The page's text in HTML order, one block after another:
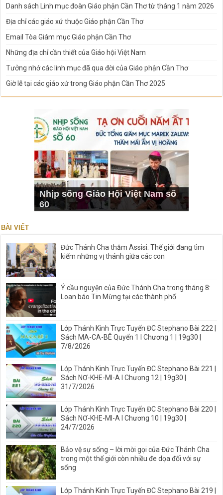
Danh sách Linh mục đoàn Giáo phận Cần Thơ từ tháng 1 năm 2026
Địa chỉ các giáo xứ thuộc Giáo phận Cần Thơ
Email Tòa Giám mục Giáo phận Cần Thơ
Những địa chỉ cần thiết của Giáo hội Việt Nam
Tưởng nhớ các linh mục đã qua đời của Giáo phận Cần Thơ
Giờ lễ tại các giáo xứ trong Giáo phận Cần Thơ 2025
Nhịp sống Giáo Hội Việt Nam số
60
BÀI VIẾT
Đức Thánh Cha thăm Assisi: Thế giới đang tìm
kiếm những vị thánh giữa các con
Ý cầu nguyện của Đức Thánh Cha trong tháng 8:
Loan báo Tin Mừng tại các thành phố
Lớp Thánh Kinh Trực Tuyến ĐC Stephano Bài 222 |
Sách MA-CA-BÊ Quyển 1 I Chương 1 | 19g30 |
7/8/2026
Lớp Thánh Kinh Trực Tuyến ĐC Stephano Bài 221 |
Sách NƠ-KHE-MI-A I Chương 12 | 19g30 |
31/7/2026
Lớp Thánh Kinh Trực Tuyến ĐC Stephano Bài 220 |
Sách NƠ-KHE-MI-A I Chương 10 | 19g30 |
24/7/2026
Bảo vệ sự sống – lời mời gọi của Đức Thánh Cha
trong một thế giới còn nhiều đe dọa đối với sự
sống
Lớp Thánh Kinh Trực Tuyến ĐC Stephano Bài 219 |